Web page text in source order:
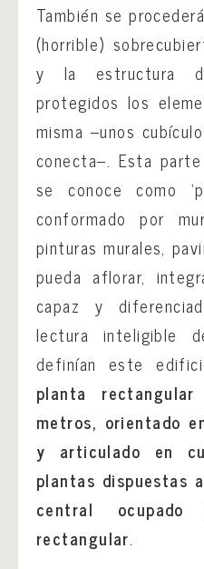
También se
(horrible)
y la estructura
protegidos los
misma –unos
conecta–. Esta
se conoce como
conformado por
pinturas murales,
pueda aflorar,
capaz y
lectura inteligible
definían este
planta
metros, orientado
y articulado en
plantas dispuestas
central
rectangular.